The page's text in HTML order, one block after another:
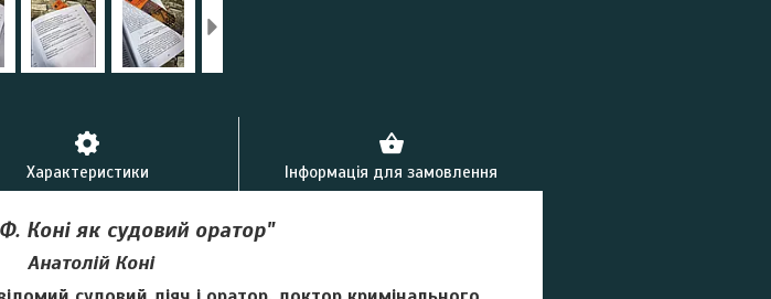
Характеристики Інформація для замовлення
Коні як судовий оратор"
Анатолій Коні